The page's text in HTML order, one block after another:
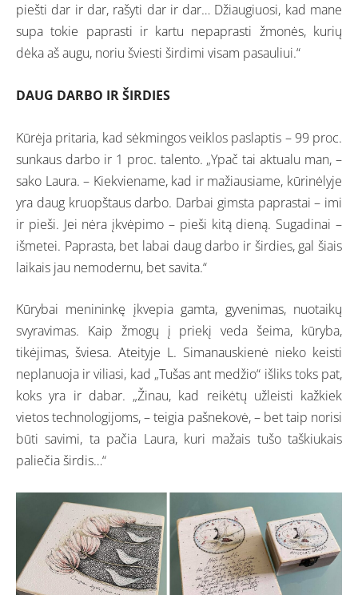
piešti dar ir dar, rašyti dar ir dar… Džiaugiuosi, kad mane
supa tokie paprasti ir kartu nepaprasti žmonės, kurių
dėka aš augu, noriu šviesti širdimi visam pasauliui.“
DAUG DARBO IR ŠIRDIES
Kūrėja pritaria, kad sėkmingos veiklos paslaptis – 99 proc.
sunkaus darbo ir 1 proc. talento. „Ypač tai aktualu man, –
sako Laura. – Kiekviename, kad ir mažiausiame, kūrinėlyje
yra daug kruopštaus darbo. Darbai gimsta paprastai – imi
ir pieši. Jei nėra įkvėpimo – pieši kitą dieną. Sugadinai –
išmetei. Paprasta, bet labai daug darbo ir širdies, gal šiais
laikais jau nemodernu, bet savita.“
Kūrybai menininkę įkvepia gamta, gyvenimas, nuotaikų
svyravimas. Kaip žmogų į priekį veda šeima, kūryba,
tikėjimas, šviesa. Ateityje L. Simanauskienė nieko keisti
neplanuoja ir viliasi, kad „Tušas ant medžio“ išliks toks pat,
koks yra ir dabar. „Žinau, kad reikėtų užleisti kažkiek
vietos technologijoms, – teigia pašnekovė, – bet taip norisi
būti savimi, ta pačia Laura, kuri mažais tušo taškiukais
paliečia širdis…“